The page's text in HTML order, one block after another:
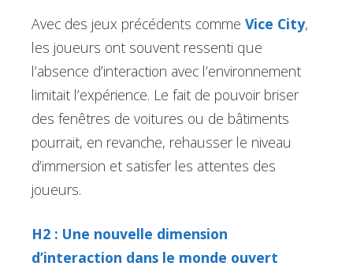
Avec des jeux précédents comme Vice City,
les joueurs ont souvent ressenti que
l’absence d’interaction avec l’environnement
limitait l’expérience. Le fait de pouvoir briser
des fenêtres de voitures ou de bâtiments
pourrait, en revanche, rehausser le niveau
d’immersion et satisfer les attentes des
joueurs.
H2 : Une nouvelle dimension
d’interaction dans le monde ouvert